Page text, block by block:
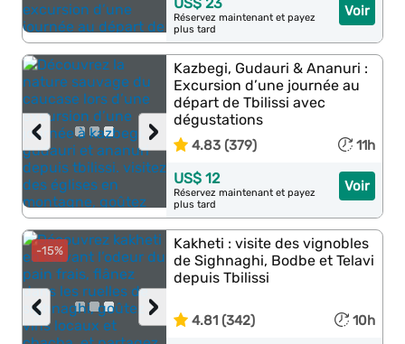
Voir
Réservez maintenant et payez
plus tard
›
‹
Kazbegi, Gudauri & Ananuri :
Excursion d’une journée au
départ de Tbilissi avec
dégustations
4.83 (379) 11h
Voir
US$ 12
Réservez maintenant et payez
plus tard
-15%
›
‹
Kakheti : visite des vignobles
de Sighnaghi, Bodbe et Telavi
depuis Tbilissi
4.81 (342) 10h